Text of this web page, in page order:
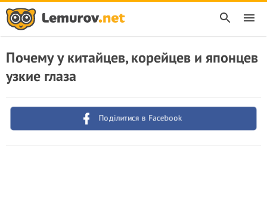
Почему у китайцев, корейцев и японцев
узкие глаза
Поділитися в Facebook